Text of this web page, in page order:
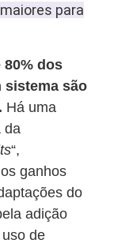
para
80% dos
sistema são
Há uma
da
“,
ganhos
do
adição
de